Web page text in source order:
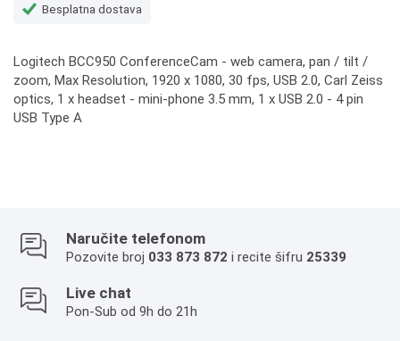
Besplatna dostava
Logitech BCC950 ConferenceCam - web camera, pan / tilt /
zoom, Max Resolution, 1920 x 1080, 30 fps, USB 2.0, Carl Zeiss
optics, 1 x headset - mini-phone 3.5 mm, 1 x USB 2.0 - 4 pin
USB Type A
Naručite telefonom
Pozovite broj 033 873 872 i recite šifru 25339
Live chat
Pon-Sub od 9h do 21h